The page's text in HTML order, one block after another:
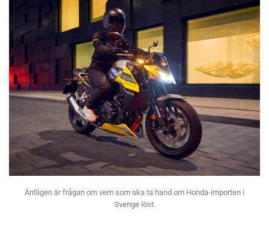
Äntligen är frågan om vem som ska ta hand om Honda-importen i
Sverige löst.